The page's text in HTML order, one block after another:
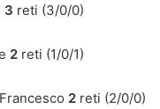
3 reti (3/0/0)
2 reti (1/0/1)
2 reti (2/0/0)